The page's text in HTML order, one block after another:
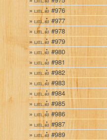
பாடல் #976
பாடல் #977
பாடல் #978
பாடல் #979
பாடல் #980
பாடல் #981
பாடல் #982
பாடல் #983
பாடல் #984
பாடல் #985
பாடல் #986
பாடல் #987
பாடல் #989